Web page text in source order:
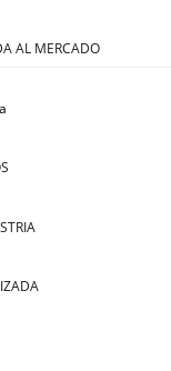
AL MERCADO